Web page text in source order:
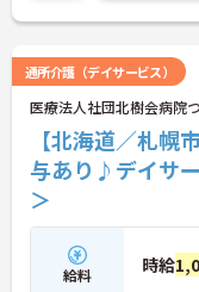
通所介護（デイサービス）
医療法人社団北樹会病院
【北海道／札
与あり♪デイサ
＞
給料 時給